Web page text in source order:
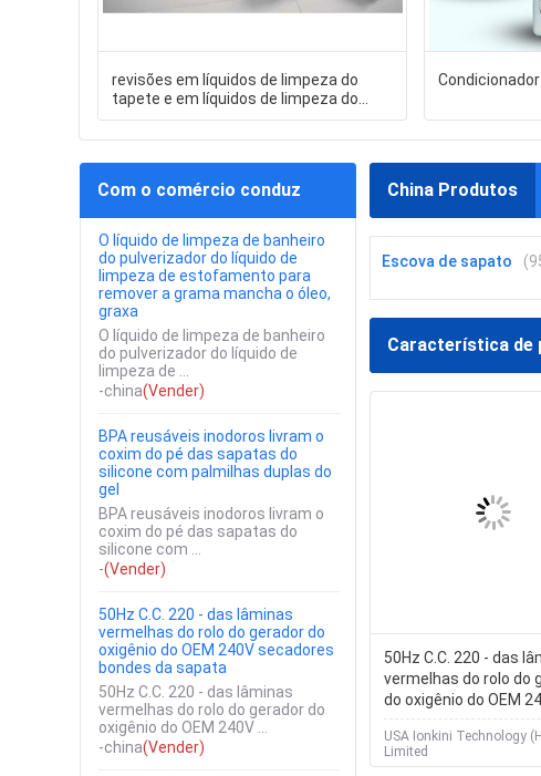
revisões em líquidos de limpeza do
tapete e em líquidos de limpeza do
líquido de limpeza e do navio do tapete
do hoover
Com o comércio conduz
O líquido de limpeza de banheiro
do pulverizador do líquido de
limpeza de estofamento para
remover a grama mancha o óleo,
graxa
O líquido de limpeza de banheiro
do pulverizador do líquido de
limpeza de ...
-china(Vender)
BPA reusáveis inodoros livram o
coxim do pé das sapatas do
silicone com palmilhas duplas do
gel
BPA reusáveis inodoros livram o
coxim do pé das sapatas do
silicone com ...
-(Vender)
50Hz C.C. 220 - das lâminas
vermelhas do rolo do gerador do
oxigênio do OEM 240V secadores
bondes da sapata
50Hz C.C. 220 - das lâminas
vermelhas do rolo do gerador do
oxigênio do OEM 240V ...
-china(Vender)
China Produtos
Escova de sapato
Característica de
50Hz C.C. 220 - das
vermelhas do rolo do
do oxigênio do OEM
secadores bondes da
USA Ionkini Technology
Limited